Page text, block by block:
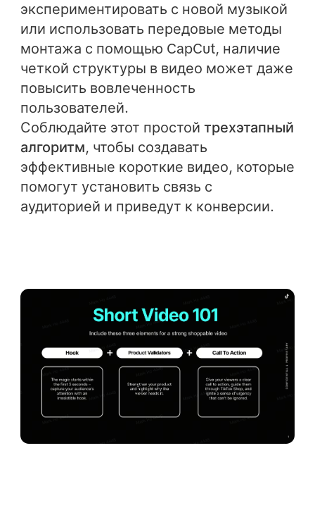
экспериментировать с новой музыкой
или использовать передовые методы
монтажа с помощью CapCut, наличие
четкой структуры в видео может даже
повысить вовлеченность
пользователей.
Соблюдайте этот простой трехэтапный
алгоритм, чтобы создавать
эффективные короткие видео, которые
помогут установить связь с
аудиторией и приведут к конверсии.